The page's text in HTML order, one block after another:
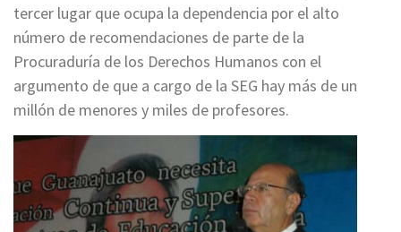
tercer lugar que ocupa la dependencia por el alto
número de recomendaciones de parte de la
Procuraduría de los Derechos Humanos con el
argumento de que a cargo de la SEG hay más de un
millón de menores y miles de profesores.